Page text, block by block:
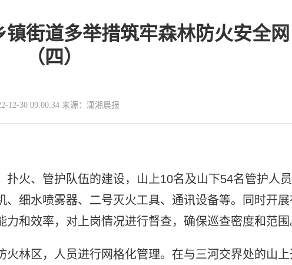
街道多举措筑牢森林防火安全网
（四）
12-30 09:00:34 来源：潇湘晨报
火、管护队伍的建设，山上10名及山下54名管护人员
细水喷雾器、二号灭火工具、通讯设备等。同时开展
和效率，对上岗情况进行督查，确保巡查密度和范围
火林区，人员进行网格化管理。在与三河交界处的山上